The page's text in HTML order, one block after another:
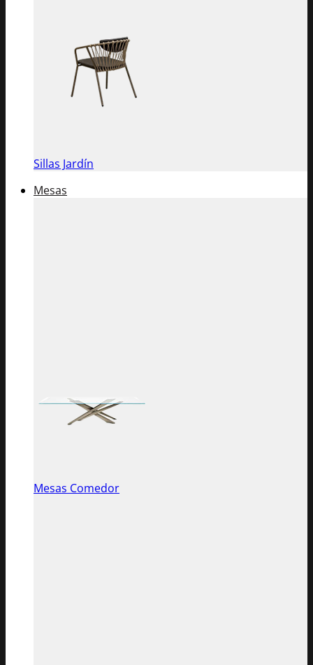
Sillas Jardín
Mesas
Mesas Comedor